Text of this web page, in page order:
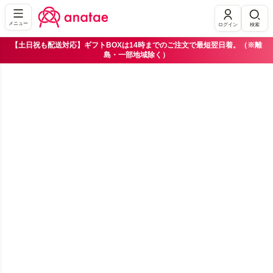
メニュー ログイン 検索
【土日祝も配送対応】ギフトBOXは14時までのご注文で最短翌日着。（※離
島・一部地域除く）